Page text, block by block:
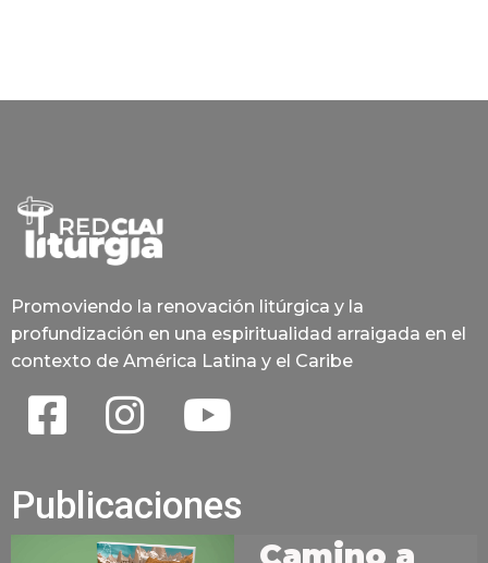
Promoviendo la renovación litúrgica y la
profundización en una espiritualidad arraigada en el
contexto de América Latina y el Caribe
Publicaciones
Camino a